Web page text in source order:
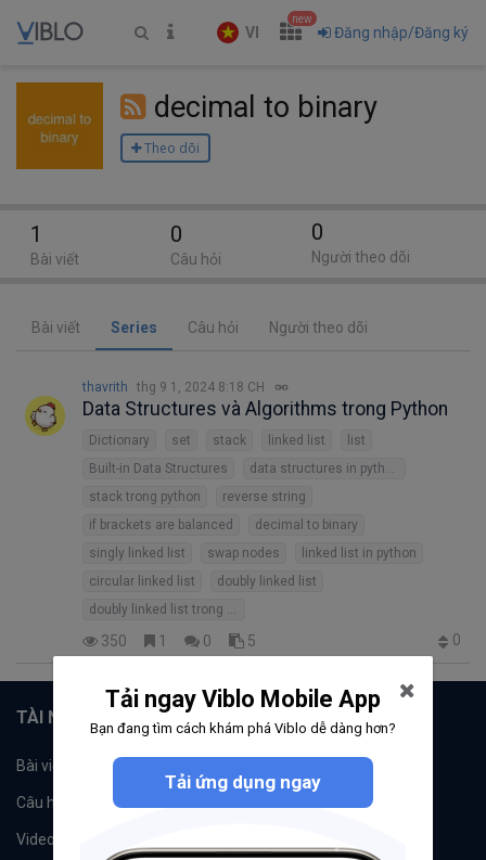
VI
new
Đăng nhập/Đăng ký
decimal to binary
Theo dõi
Bài viết Series Câu hỏi Người theo dõi
thavrith thg 9 1, 2024 8:18 CH
Data Structures và Algorithms trong Python
Dictionary set stack linked list
list
Built-in Data Structures
data structures in python
stack trong python
reverse string
if brackets are balanced
decimal to binary
singly linked list
swap nodes
linked list in python
circular linked list
doubly linked list
doubly linked list trong python
350 1 0 5 0
1
Bài viết
0
Câu hỏi
0
Người theo dõi
TÀI NGUYÊN
Bài viết
Câu hỏi
Videos
Tải ngay Viblo Mobile App
Bạn đang tìm cách khám phá Viblo dễ dàng hơn?
Tải ứng dụng ngay